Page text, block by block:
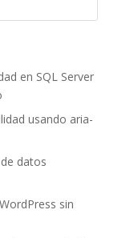
en SQL Server
usando aria-
datos
sin